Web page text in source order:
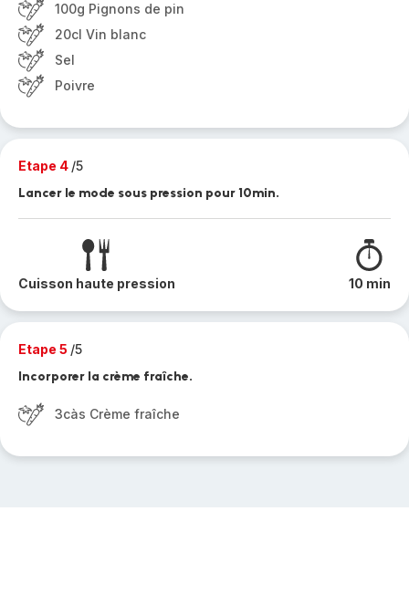
100g Pignons de pin
20cl Vin blanc
Sel
Poivre
Etape 4 /5
Lancer le mode sous pression pour 10min.
Cuisson haute pression 10 min
Etape 5 /5
Incorporer la crème fraîche.
3càs Crème fraîche